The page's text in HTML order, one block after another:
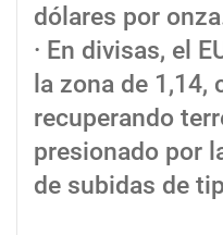
dólares por
· En divisas, el
la zona de 1,14,
recuperando
presionado por
de subidas de